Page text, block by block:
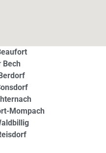
Bech
Berdorf
Mompach